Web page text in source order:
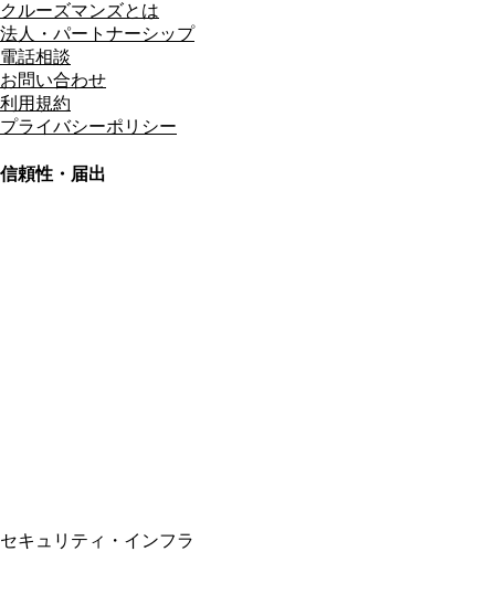
クルーズマンズとは
法人・パートナーシップ
電話相談
お問い合わせ
利用規約
プライバシーポリシー
信頼性・届出
セキュリティ・インフラ